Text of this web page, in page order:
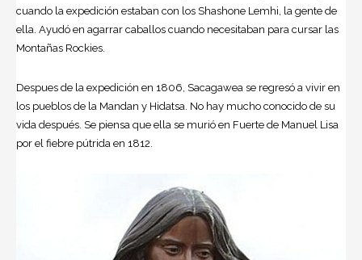
cuando la expedición estaban con los Shashone Lemhi, la gente de
ella. Ayudó en agarrar caballos cuando necesitaban para cursar las
Montañas Rockies.
Despues de la expedición en 1806, Sacagawea se regresó a vivir en
los pueblos de la Mandan y Hidatsa. No hay mucho conocido de su
vida después. Se piensa que ella se murió en Fuerte de Manuel Lisa
por el fiebre pútrida en 1812.